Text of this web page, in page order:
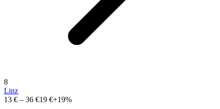
8
Linz
13 € – 36 €19 €+19%